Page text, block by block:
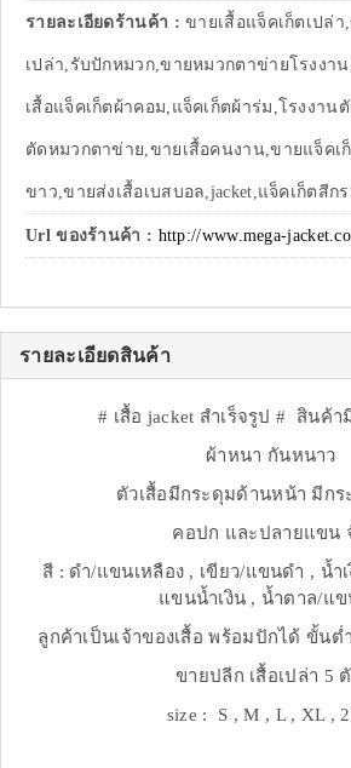
รายละเอียดร้านค้า :ขายเสื้อแจ็คเก็ตเปล่
เปล่า,รับปักหมวก,ขายหมวกตาข่ายโรงงา
เสื้อแจ็คเก็ตผ้าคอม,แจ็คเก็ตผ้าร่ม,โรงงาน
ตัดหมวกตาข่าย,ขายเสื้อคนงาน,ขายแจ็คเ
ขาว,ขายส่งเสื้อเบสบอล,jacket,แจ็คเก็ตสีก
Url ของร้านค้า : http://www.mega-
รายละเอียดสินค้า
# เสื้อ jacket สำเร็จรูป # สินค้
ผ้าหนา กันหนาว
ตัวเสื้อมีกระดุมด้านหน้า มีกร
คอปก และปลายแขน
สี : ดำ/แขนเหลือง , เขียว/แขนดำ , น้ำ
แขนน้ำเงิน , น้ำตาล/แ
ลูกค้าเป็นเจ้าของเสื้อ พร้อมปักได้ ขั้นต่
ขายปลีก เสื้อเปล่า 5
size : S , M , L , XL ,